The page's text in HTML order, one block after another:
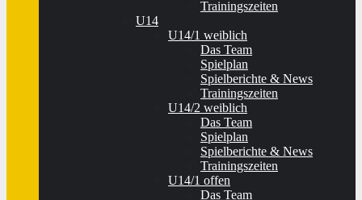
Trainingszeiten
U14
U14/1 weiblich
Das Team
Spielplan
Spielberichte & News
Trainingszeiten
U14/2 weiblich
Das Team
Spielplan
Spielberichte & News
Trainingszeiten
U14/1 offen
Das Team